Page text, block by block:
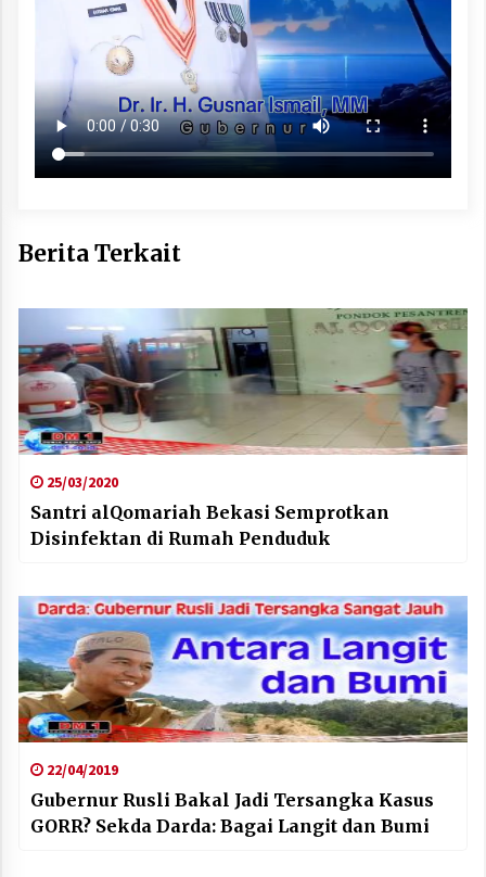
Berita Terkait
25/03/2020
Santri alQomariah Bekasi Semprotkan
Disinfektan di Rumah Penduduk
22/04/2019
Gubernur Rusli Bakal Jadi Tersangka Kasus
GORR? Sekda Darda: Bagai Langit dan Bumi